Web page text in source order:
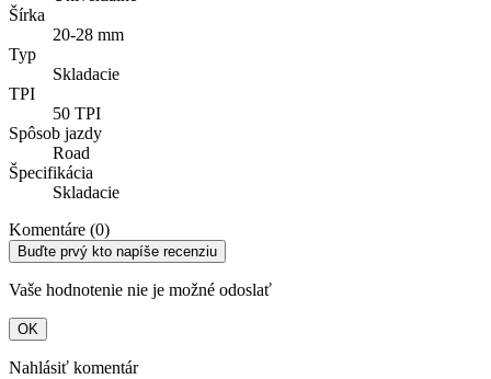
Šírka
20-28 mm
Typ
Skladacie
TPI
50 TPI
Spôsob jazdy
Road
Špecifikácia
Skladacie
Komentáre (0)
Buďte prvý kto napíše recenziu
Vaše hodnotenie nie je možné odoslať
OK
Nahlásiť komentár